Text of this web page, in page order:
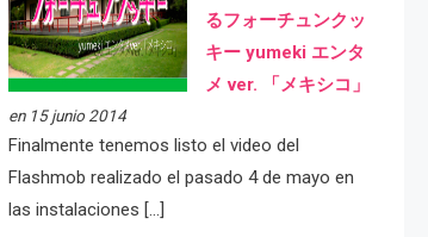
るフォーチュンクッ
キー yumeki エンタ
メ ver. 「メキシコ」
en 15 junio 2014
Finalmente tenemos listo el video del
Flashmob realizado el pasado 4 de mayo en
las instalaciones […]